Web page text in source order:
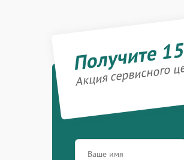
Получите
Акция сервисного